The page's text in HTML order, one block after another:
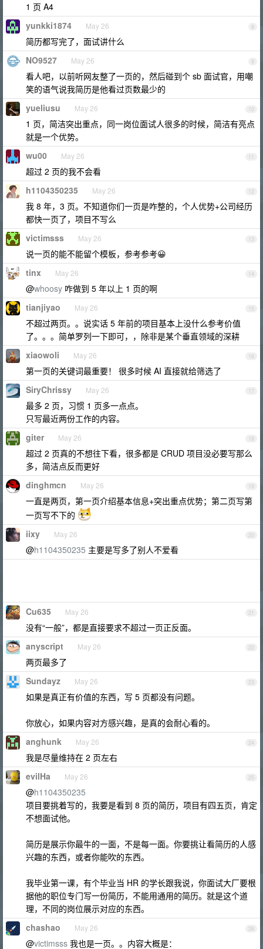
1 页 A4
8
yunkki1874 May 26
简历都写完了，面试讲什么
9
NO9527 May 26
看人吧，以前听网友整了一页的，然后碰到个 sb 面试官，用嘲
笑的语气说我简历是他看过页数最少的
10
yueliusu May 26
1 页，简洁突出重点，同一岗位面试人很多的时候，简洁有亮点
就是一个优势。
11
wu00 May 26
超过 2 页的我不会看
12
h1104350235 May 26
我 8 年，3 页。不知道你们一页是咋整的，个人优势+公司经历
都快一页了，项目不写么
13
victimsss May 26
说一页的能不能留个模板，参考参考😀
14
tinx May 26
@whoosy 咋做到 5 年以上 1 页的啊
15
tianjiyao May 26
不超过两页。。说实话 5 年前的项目基本上没什么参考价值
了。。。简单罗列一下即可，，除非是某个垂直领域的深耕
16
xiaowoli May 26
第一页的关键词最重要！ 很多时候 AI 直接就给筛选了
17
SiryChrissy May 26
最多 2 页，习惯 1 页多一点点。
只写最近两份工作的内容。
18
giter May 26
超过 2 页真的不想往下看，很多都是 CRUD 项目没必要写那么
多，简洁点反而更好
19
dinghmcn May 26
一直是两页，第一页介绍基本信息+突出重点优势；第二页写第
一页写不下的
20
iixy May 26
@h1104350235 主要是写多了别人不爱看
21
Cu635 May 26
没有“一般”，都是直接要求不超过一页正反面。
22
anyscript May 26
两页最多了
23
Sundayz May 26
如果是真正有价值的东西，写 5 页都没有问题。
你放心，如果内容对方感兴趣，是真的会耐心看的。
24
anghunk May 26
我是尽量维持在 2 页左右
25
evilHa May 26
@h1104350235
项目要挑着写的，我要是看到 8 页的简历，项目有四五页，肯定
不想面试他。
简历是展示你最牛的一面，不是每一面。你要挑让看简历的人感
兴趣的东西，或者你能吹的东西。
我毕业第一课，有个毕业当 HR 的学长跟我说，你面试大厂要根
据他的职位专门写一份简历，不能用通用的简历。就是这个道
理，不同的岗位展示对应的东西。
26
chashao May 26
@victimsss 我也是一页。。内容大概是：